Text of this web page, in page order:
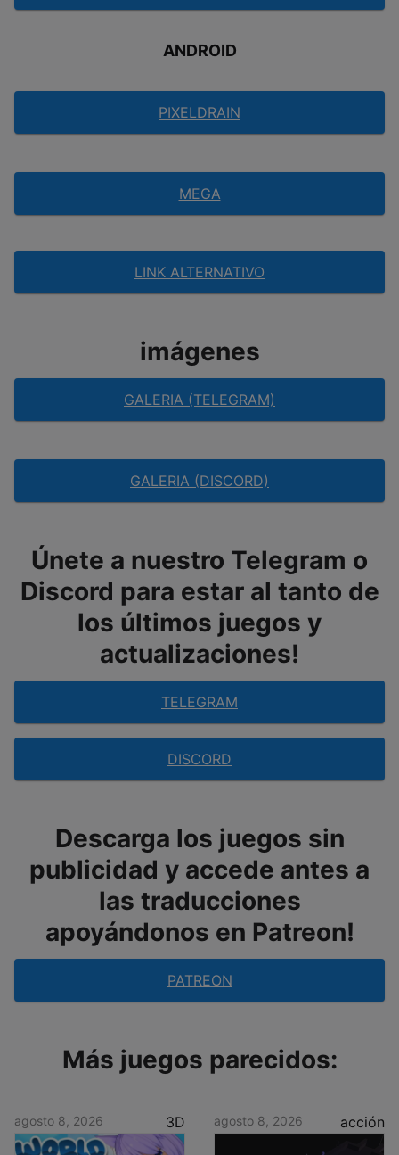
ANDROID
PIXELDRAIN
MEGA
LINK ALTERNATIVO
imágenes
GALERIA (TELEGRAM)
GALERIA (DISCORD)
Únete a nuestro Telegram o
Discord para estar al tanto de
los últimos juegos y
actualizaciones!
TELEGRAM
DISCORD
Descarga los juegos sin
publicidad y accede antes a
las traducciones
apoyándonos en Patreon!
PATREON
Más juegos parecidos:
agosto 8, 2026 3D agosto 8, 2026 acción